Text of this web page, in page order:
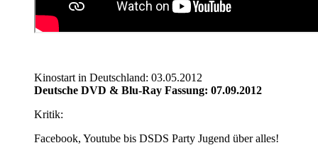
Kinostart in Deutschland: 03.05.2012
Deutsche DVD & Blu-Ray Fassung: 07.09.2012
Kritik:
Facebook, Youtube bis DSDS Party Jugend über alles!